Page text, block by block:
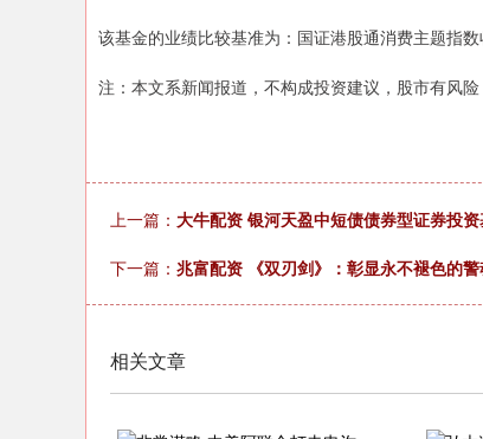
该基金的业绩比较基准为：国证港股通消费主题指
注：本文系新闻报道，不构成投资建议，股市有风险
上一篇： 大牛配资 银河天盈中短债债券型证券投
下一篇： 兆富配资 《双刃剑》：彰显永不褪色的
相关文章
上证指数 3940.04 39.68